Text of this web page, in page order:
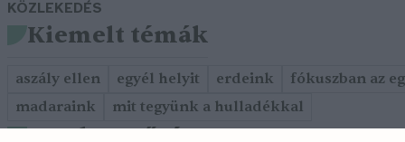
KÖZLEKEDÉS
Kiemelt témák
aszály ellen egyél helyit erdeink fókuszban az
madaraink
mit tegyünk a hulladékkal